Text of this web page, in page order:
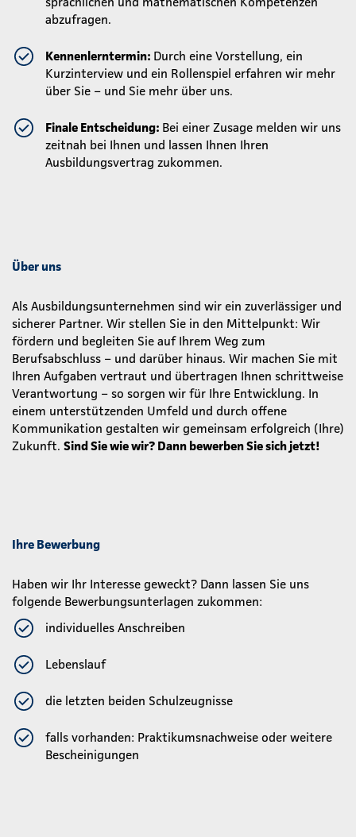
abzufragen.
Kennenlerntermin: Durch eine Vorstellung, ein
Kurzinterview und ein Rollenspiel erfahren wir mehr
über Sie – und Sie mehr über uns.
Finale Entscheidung: Bei einer Zusage melden wir uns
zeitnah bei Ihnen und lassen Ihnen Ihren
Ausbildungsvertrag zukommen.
Über uns
Als Ausbildungsunternehmen sind wir ein zuverlässiger und
sicherer Partner. Wir stellen Sie in den Mittelpunkt: Wir
fördern und begleiten Sie auf Ihrem Weg zum
Berufsabschluss – und darüber hinaus. Wir machen Sie mit
Ihren Aufgaben vertraut und übertragen Ihnen schrittweise
Verantwortung – so sorgen wir für Ihre Entwicklung. In
einem unterstützenden Umfeld und durch offene
Kommunikation gestalten wir gemeinsam erfolgreich (Ihre)
Zukunft. Sind Sie wie wir? Dann bewerben Sie sich jetzt!
Ihre Bewerbung
Haben wir Ihr Interesse geweckt? Dann lassen Sie uns
folgende Bewerbungsunterlagen zukommen:
individuelles Anschreiben
Lebenslauf
die letzten beiden Schulzeugnisse
falls vorhanden: Praktikumsnachweise oder weitere
Bescheinigungen